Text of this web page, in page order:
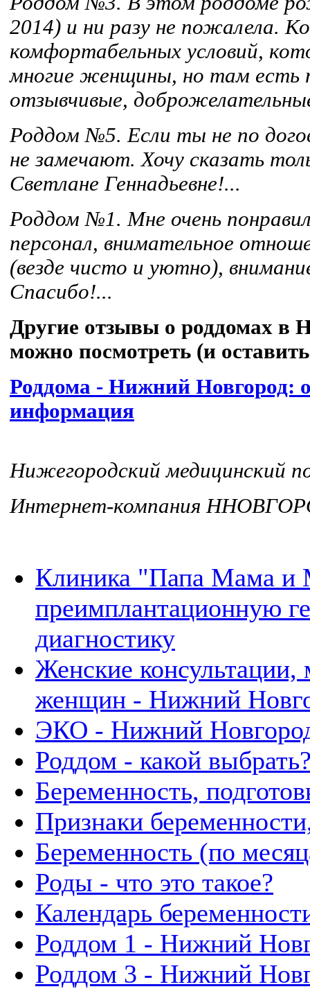
2014) и ни разу не пожалела.
комфортабельных условий,
многие женщины, но там есть
отзывчивые,
Роддом №5. Если ты не по
не замечают. Хочу сказать
Светлане Геннадьевне!...
Роддом №1. Мне очень
персонал, внимательное
(везде чисто и уютно),
Спасибо!...
Другие отзывы о роддомах в
можно посмотреть (и
Роддома - Нижний Новгород:
информация
Нижегородский
Интернет-компания
Клиника "Папа Мама и
преимплантационную
диагностику
Женские консультации,
женщин - Нижний
ЭКО - Нижний
Роддом - какой
Беременность,
Признаки
Беременность (по
Роды - что это такое?
Календарь
Роддом 1 - Нижний
Роддом 3 - Нижний